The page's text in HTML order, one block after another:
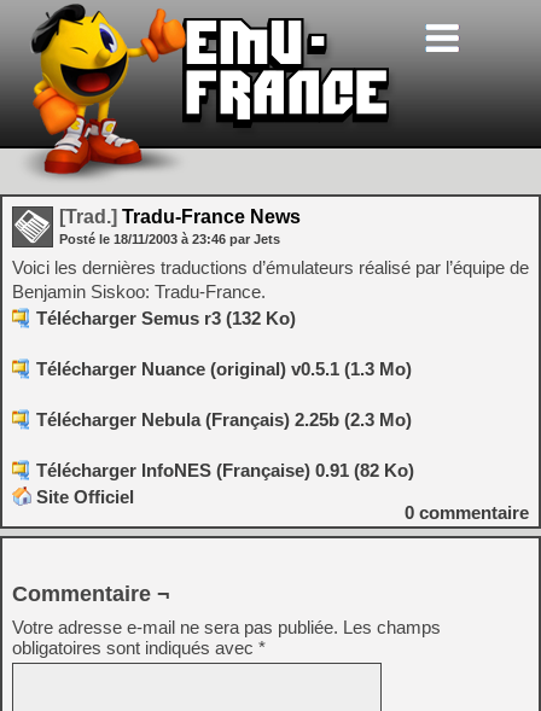
[Trad.] Tradu-France News
Posté le 18/11/2003 à 23:46 par Jets
Voici les dernières traductions d’émulateurs réalisé par l’équipe de
Benjamin Siskoo: Tradu-France.
Télécharger Semus r3 (132 Ko)
Télécharger Nuance (original) v0.5.1 (1.3 Mo)
Télécharger Nebula (Français) 2.25b (2.3 Mo)
Télécharger InfoNES (Française) 0.91 (82 Ko)
Site Officiel
0 commentaire
Commentaire ¬
Votre adresse e-mail ne sera pas publiée. Les champs
obligatoires sont indiqués avec *